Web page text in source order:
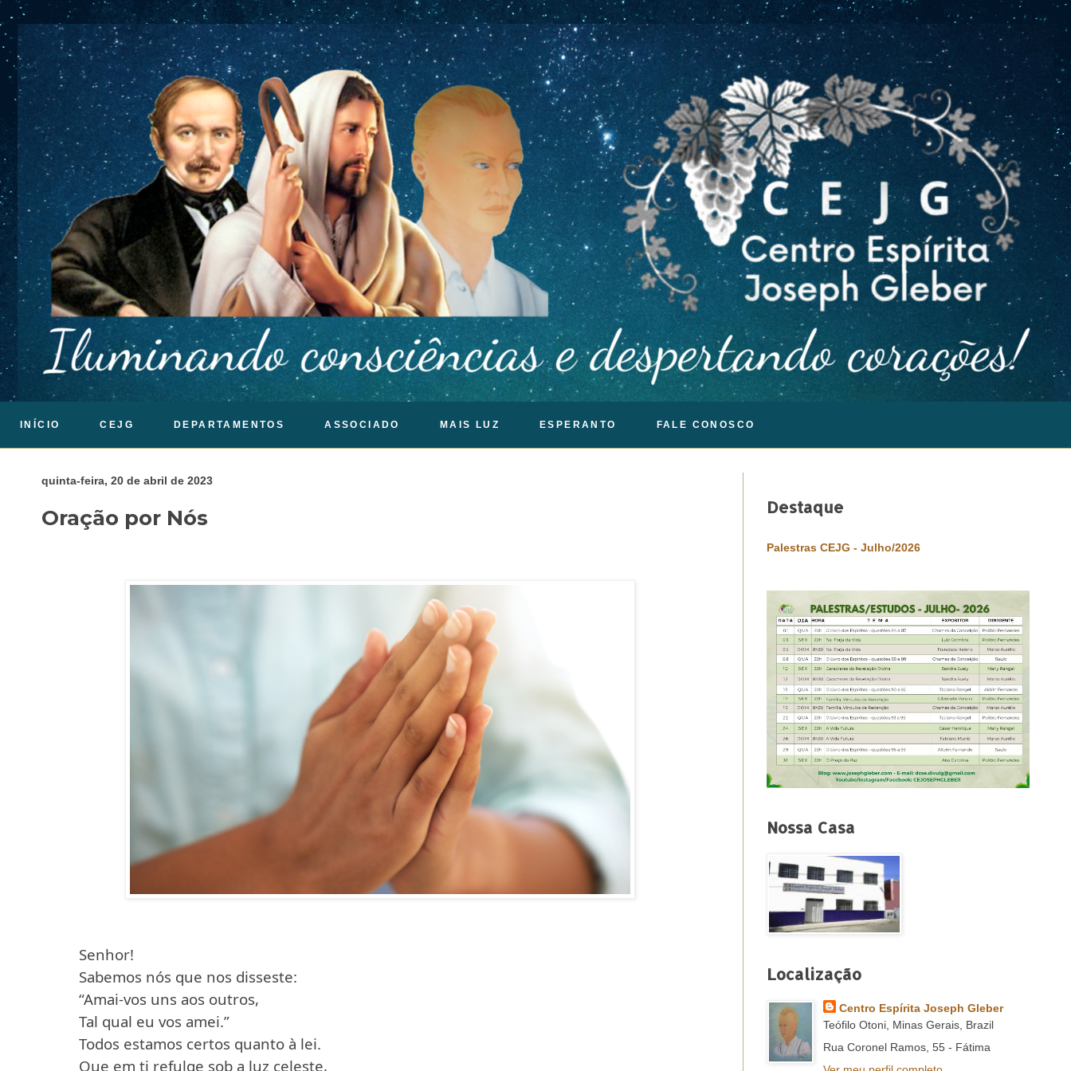
INÍCIO CEJG DEPARTAMENTOS ASSOCIADO MAIS LUZ ESPERANTO FALE CONOSCO
quinta-feira, 20 de abril de 2023
Oração por Nós
Senhor!
Sabemos nós que nos disseste:
“Amai-vos uns aos outros,
Tal qual eu vos amei.”
Todos estamos certos quanto à lei.
Que em ti refulge sob a luz celeste,
Destaque
Palestras CEJG - Julho/2026
Nossa Casa
Localização
Centro Espírita Joseph Gleber
Teófilo Otoni, Minas Gerais, Brazil
Rua Coronel Ramos, 55 - Fátima